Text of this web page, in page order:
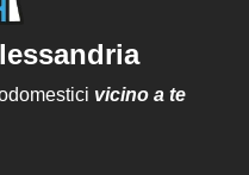
vicino a te